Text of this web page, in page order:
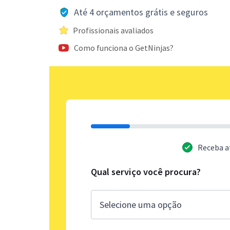
Até 4 orçamentos grátis e seguros
Profissionais avaliados
Como funciona o GetNinjas?
Receba
Qual serviço você procura?